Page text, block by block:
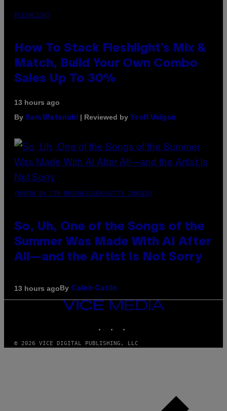
FLESHLIGHT
How To Stack Fleshlight’s Mix &
Match, Build Your Own Combo
Sales Up To 30%
13 hours ago
By Sam Watanuki | Reviewed by Ysolt Usigan
(PHOTO BY TIM MOSENFELDER/GETTY IMAGES)
So, Uh, One of the Songs of the
Summer Was Made With AI After
All—and the Artist Is Not Sorry
13 hours agoBy Caleb Catlin
VICE
© 2026 VICE DIGITAL PUBLISHING, LLC